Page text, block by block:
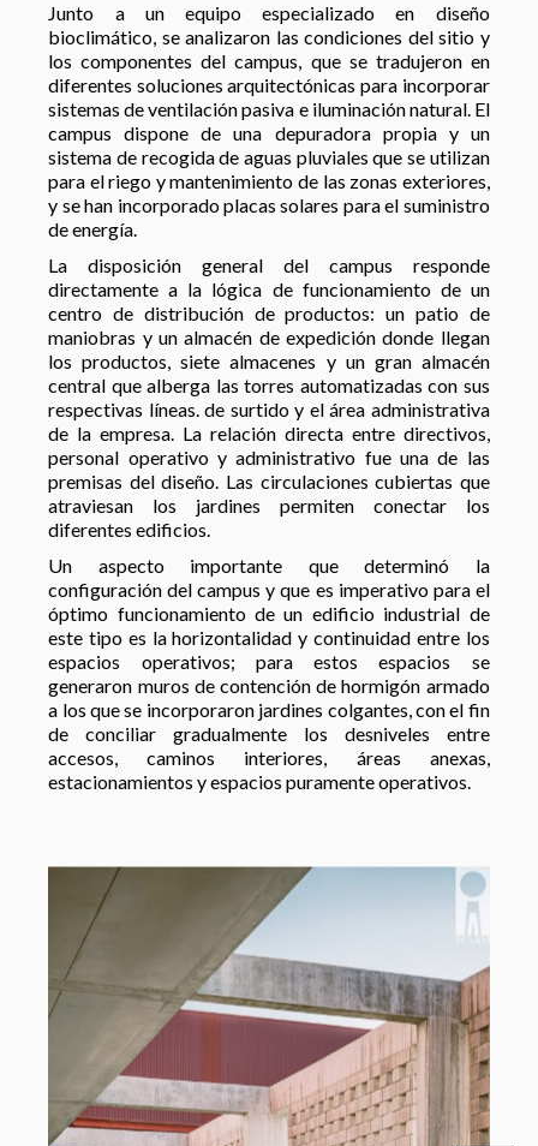
Junto a un equipo especializado en diseño
bioclimático, se analizaron las condiciones del sitio y
los componentes del campus, que se tradujeron en
diferentes soluciones arquitectónicas para incorporar
sistemas de ventilación pasiva e iluminación natural. El
campus dispone de una depuradora propia y un
sistema de recogida de aguas pluviales que se utilizan
para el riego y mantenimiento de las zonas exteriores,
y se han incorporado placas solares para el suministro
de energía.
La disposición general del campus responde
directamente a la lógica de funcionamiento de un
centro de distribución de productos: un patio de
maniobras y un almacén de expedición donde llegan
los productos, siete almacenes y un gran almacén
central que alberga las torres automatizadas con sus
respectivas líneas. de surtido y el área administrativa
de la empresa. La relación directa entre directivos,
personal operativo y administrativo fue una de las
premisas del diseño. Las circulaciones cubiertas que
atraviesan los jardines permiten conectar los
diferentes edificios.
Un aspecto importante que determinó la
configuración del campus y que es imperativo para el
óptimo funcionamiento de un edificio industrial de
este tipo es la horizontalidad y continuidad entre los
espacios operativos; para estos espacios se
generaron muros de contención de hormigón armado
a los que se incorporaron jardines colgantes, con el fin
de conciliar gradualmente los desniveles entre
accesos, caminos interiores, áreas anexas,
estacionamientos y espacios puramente operativos.